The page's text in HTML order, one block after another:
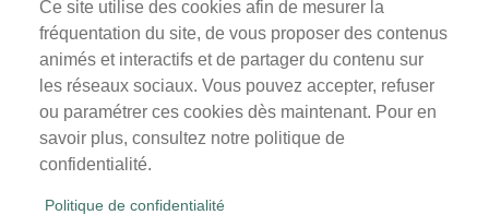
Ce site utilise des cookies afin de mesurer la
fréquentation du site, de vous proposer des contenus
animés et interactifs et de partager du contenu sur
les réseaux sociaux. Vous pouvez accepter, refuser
ou paramétrer ces cookies dès maintenant. Pour en
savoir plus, consultez notre politique de
confidentialité.
Politique de confidentialité
Mairie de Survilliers
3 rue de la Liberté
95470 Survilliers
Tél. 01 34 68 26 00